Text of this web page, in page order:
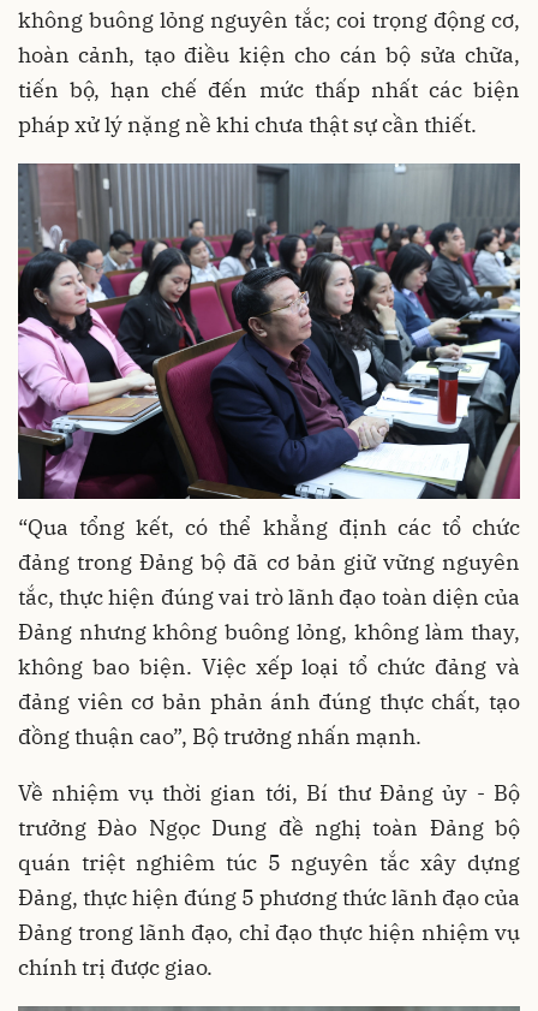
không buông lỏng nguyên tắc; coi trọng động cơ,
hoàn cảnh, tạo điều kiện cho cán bộ sửa chữa,
tiến bộ, hạn chế đến mức thấp nhất các biện
pháp xử lý nặng nề khi chưa thật sự cần thiết.
“Qua tổng kết, có thể khẳng định các tổ chức
đảng trong Đảng bộ đã cơ bản giữ vững nguyên
tắc, thực hiện đúng vai trò lãnh đạo toàn diện của
Đảng nhưng không buông lỏng, không làm thay,
không bao biện. Việc xếp loại tổ chức đảng và
đảng viên cơ bản phản ánh đúng thực chất, tạo
đồng thuận cao”, Bộ trưởng nhấn mạnh.
Về nhiệm vụ thời gian tới, Bí thư Đảng ủy - Bộ
trưởng Đào Ngọc Dung đề nghị toàn Đảng bộ
quán triệt nghiêm túc 5 nguyên tắc xây dựng
Đảng, thực hiện đúng 5 phương thức lãnh đạo của
Đảng trong lãnh đạo, chỉ đạo thực hiện nhiệm vụ
chính trị được giao.